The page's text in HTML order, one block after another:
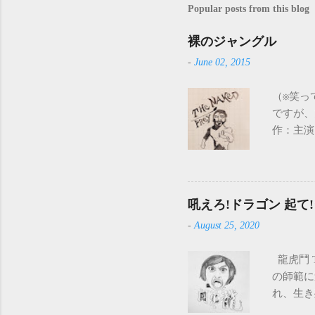
Popular posts from this blog
裸のジャングル
- June 02, 2015
（※笑
ですが
作：主
んの象
に襲わ
された
ルド）
かりま
ジャン
く、反
吼えろ!ドラゴン 起て
-August 25, 2020
龍虎鬥
の師範
れ、生